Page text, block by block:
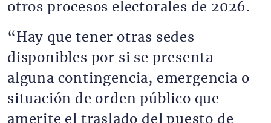
otros procesos electorales de 2026.
“Hay que tener otras sedes
disponibles por si se presenta
alguna contingencia, emergencia o
situación de orden público que
amerite el traslado del puesto de